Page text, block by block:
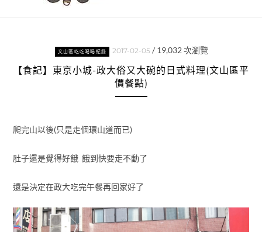
文山區吃吃喝喝紀錄 2017-02-05 / 19,032次瀏覽
【食記】東京小城-政大俗又大碗的日式料理(文山區平
價餐點)
爬完山以後(只是走個環山道而已)
肚子還是覺得好餓 餓到快要走不動了
還是決定在政大吃完午餐再回家好了